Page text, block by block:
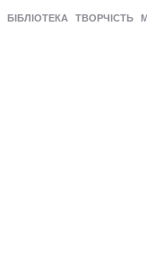
БІБЛІОТЕКА ТВОРЧІСТЬ